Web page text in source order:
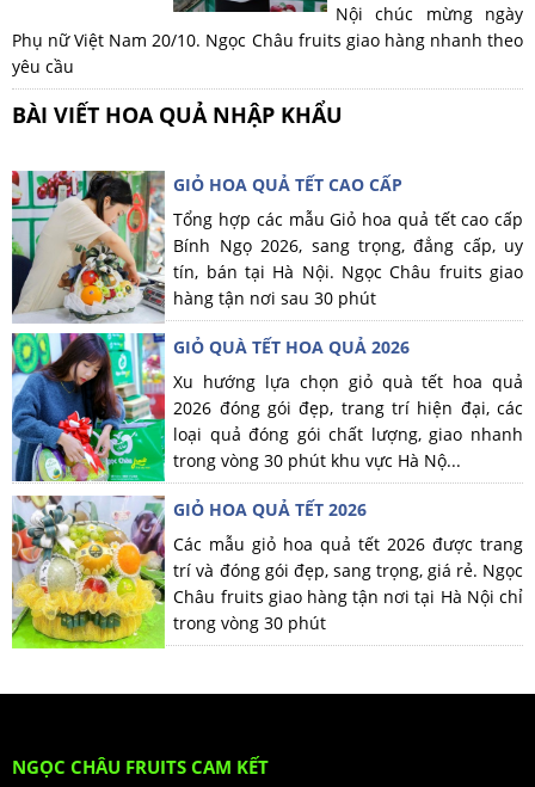
Nội chúc mừng ngày
Phụ nữ Việt Nam 20/10. Ngọc Châu fruits giao hàng nhanh theo
yêu cầu
BÀI VIẾT HOA QUẢ NHẬP KHẨU
GIỎ HOA QUẢ TẾT CAO CẤP
Tổng hợp các mẫu Giỏ hoa quả tết cao cấp
Bính Ngọ 2026, sang trọng, đẳng cấp, uy
tín, bán tại Hà Nội. Ngọc Châu fruits giao
hàng tận nơi sau 30 phút
GIỎ QUÀ TẾT HOA QUẢ 2026
Xu hướng lựa chọn giỏ quà tết hoa quả
2026 đóng gói đẹp, trang trí hiện đại, các
loại quả đóng gói chất lượng, giao nhanh
trong vòng 30 phút khu vực Hà Nộ...
GIỎ HOA QUẢ TẾT 2026
Các mẫu giỏ hoa quả tết 2026 được trang
trí và đóng gói đẹp, sang trọng, giá rẻ. Ngọc
Châu fruits giao hàng tận nơi tại Hà Nội chỉ
trong vòng 30 phút
NGỌC CHÂU FRUITS CAM KẾT